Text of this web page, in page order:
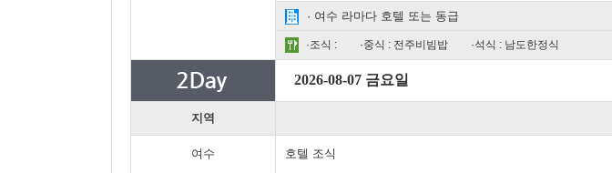
· 여수 라마다 호텔 또는 동급
·조식 : ·중식 : 전주비빔밥 ·석식 : 남도한정식
2026-08-07 금요일
지역
여수
호텔 조식